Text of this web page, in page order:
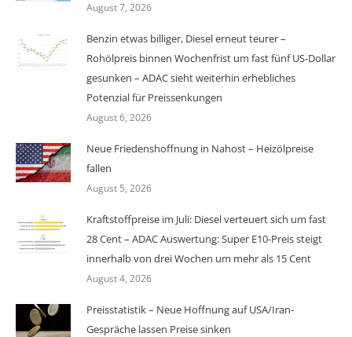
August 7, 2026
Benzin etwas billiger, Diesel erneut teurer –
Rohölpreis binnen Wochenfrist um fast fünf US-Dollar
gesunken – ADAC sieht weiterhin erhebliches
Potenzial für Preissenkungen
August 6, 2026
Neue Friedenshoffnung in Nahost – Heizölpreise
fallen
August 5, 2026
Kraftstoffpreise im Juli: Diesel verteuert sich um fast
28 Cent – ADAC Auswertung: Super E10-Preis steigt
innerhalb von drei Wochen um mehr als 15 Cent
August 4, 2026
Preisstatistik – Neue Hoffnung auf USA/Iran-
Gespräche lassen Preise sinken